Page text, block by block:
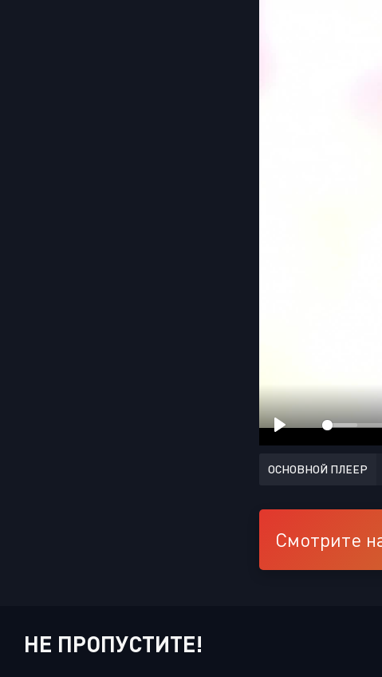
ОСНОВНОЙ ПЛЕЕР
Смотрите
НЕ ПРОПУСТИТЕ!